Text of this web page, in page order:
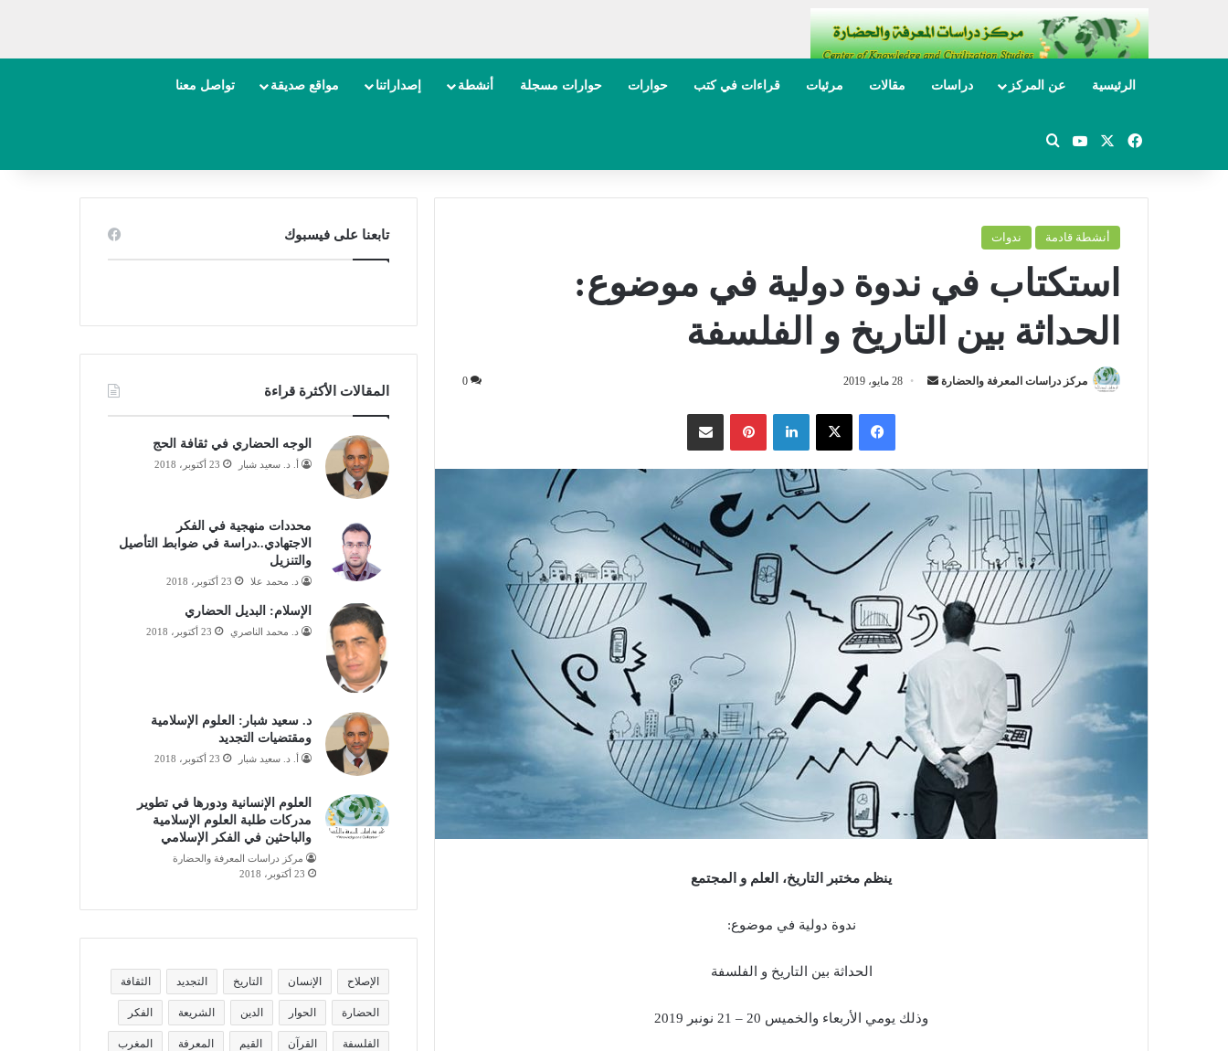
الرئيسية عن المركز دراسات مقالات مرئيات قراءات في كتب حوارات حوارات مسجلة أنشطة إصداراتنا مواقع صديقة تواصل معنا
فيسبوك ‫YouTube
أنشطة قادمة ندوات
استكتاب في ندوة دولية في موضوع:
الحداثة بين التاريخ و الفلسفة
مركز دراسات المعرفة والحضارة
ب
ر
ا
إ
ك
ت
و
ن
ا
28 مايو، 2019 0
فيسبوك ‫X لينكدإن بينتيريست
ينظم مختبر التاريخ، العلم و المجتمع
ندوة دولية في موضوع:
الحداثة بين التاريخ و الفلسفة
وذلك يومي الأربعاء والخميس 20 – 21 نونبر 2019
تابعنا على فيسبوك
المقالات الأكثرة قراءة
الوجه الحضاري في ثقافة الحج
أ. د. سعيد شبار 23 أكتوبر، 2018
محددات منهجية في الفكر
الاجتهادي..دراسة في ضوابط التأصيل
والتنزيل
د. محمد علا 23 أكتوبر، 2018
الإسلام: البديل الحضاري
د. محمد الناصري 23 أكتوبر، 2018
د. سعيد شبار: العلوم الإسلامية
ومقتضيات التجديد
أ. د. سعيد شبار 23 أكتوبر، 2018
العلوم الإنسانية ودورها في تطوير
مدركات طلبة العلوم الإسلامية
والباحثين في الفكر الإسلامي
مركز دراسات المعرفة والحضارة
23 أكتوبر، 2018
الإصلاح الإنسان التاريخ التجديد الثقافة
الحضارة الحوار الدين الشريعة الفكر
الفلسفة القرآن القيم المعرفة المغرب